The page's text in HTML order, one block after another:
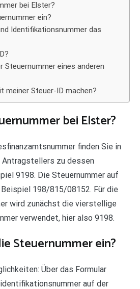
bei Elster?
ein?
Identifikationsnummer das
Steuernummer eines anderen
meiner Steuer-ID machen?
bei Elster?
finden Sie in
zu dessen
9198. Die Steuernummer auf
198/815/08152. Für die
wird zunächst die vierstellige
verwendet, hier also 9198.
Steuernummer ein?
Über das Formular
auf der